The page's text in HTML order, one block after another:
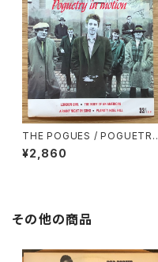
THE POGUES / POGUETRY
IN MOTION
¥2,860
その他の商品